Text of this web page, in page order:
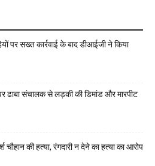
पर सख्त कार्रवाई के बाद डीआईजी ने किया
ढाबा संचालक से लड़की की डिमांड और मारपीट
चौहान की हत्या, रंगदारी न देने का हत्या का आरोप